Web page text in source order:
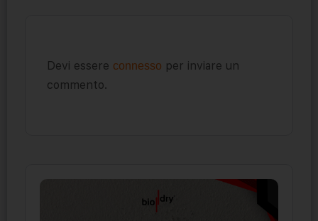
Devi essere connesso per inviare un
commento.